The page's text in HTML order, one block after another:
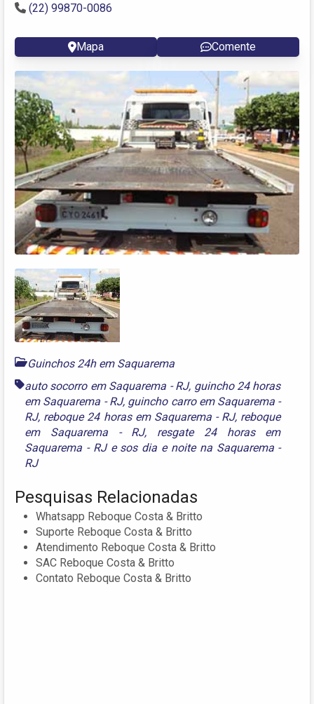
(22) 99870-0086
Mapa Comente
Guinchos 24h em Saquarema
auto socorro em Saquarema - RJ, guincho 24 horas
em Saquarema - RJ, guincho carro em Saquarema -
RJ, reboque 24 horas em Saquarema - RJ, reboque
em Saquarema - RJ, resgate 24 horas em
Saquarema - RJe sos dia e noite na Saquarema -
RJ
Pesquisas Relacionadas
Whatsapp Reboque Costa & Britto
Suporte Reboque Costa & Britto
Atendimento Reboque Costa & Britto
SAC Reboque Costa & Britto
Contato Reboque Costa & Britto